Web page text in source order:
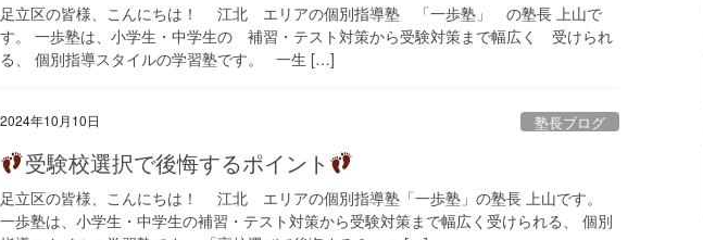
足立区の皆様、こんにちは！ 江北 エリアの個別指導塾 「一歩塾」 の塾長 上山で
す。 一歩塾は、小学生・中学生の 補習・テスト対策から受験対策まで幅広く 受けられ
る、 個別指導スタイルの学習塾です。 一生 […]
2024年10月10日 塾長ブログ
受験校選択で後悔するポイント
足立区の皆様、こんにちは！ 江北 エリアの個別指導塾「一歩塾」の塾長 上山です。
一歩塾は、小学生・中学生の補習・テスト対策から受験対策まで幅広く受けられる、 個別